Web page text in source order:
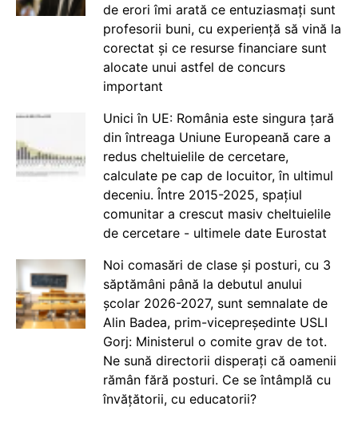
de erori îmi arată ce entuziasmați sunt
profesorii buni, cu experiență să vină la
corectat și ce resurse financiare sunt
alocate unui astfel de concurs
important
Unici în UE: România este singura țară
din întreaga Uniune Europeană care a
redus cheltuielile de cercetare,
calculate pe cap de locuitor, în ultimul
deceniu. Între 2015-2025, spațiul
comunitar a crescut masiv cheltuielile
de cercetare - ultimele date Eurostat
Noi comasări de clase și posturi, cu 3
săptămâni până la debutul anului
școlar 2026-2027, sunt semnalate de
Alin Badea, prim-vicepreședinte USLI
Gorj: Ministerul o comite grav de tot.
Ne sună directorii disperați că oamenii
rămân fără posturi. Ce se întâmplă cu
învățătorii, cu educatorii?